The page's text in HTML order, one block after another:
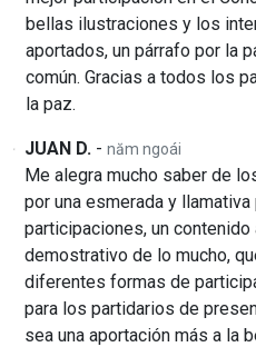
bellas ilustraciones y los
aportados, un párrafo por la
común. Gracias a todos los
la paz.
JUAN D. -năm ngoái
Me alegra mucho saber de
por una esmerada y
participaciones, un
demostrativo de lo mucho,
diferentes formas de
para los partidarios de
sea una aportación más a la